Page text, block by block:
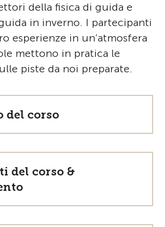
della fisica di guida e
in inverno. I partecipanti
esperienze in un’atmosfera
mettono in pratica le
piste da noi preparate.
del corso
del corso &